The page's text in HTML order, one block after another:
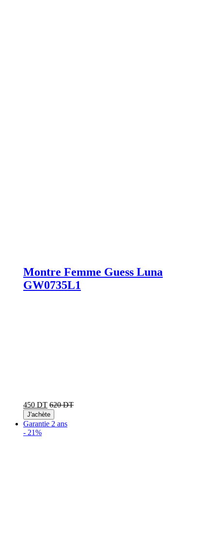
Montre Femme Guess Luna
GW0735L1
450 DT 620 DT
J'achète
Garantie 2 ans
- 21%